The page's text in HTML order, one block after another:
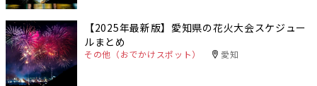
【2025年最新版】愛知県の花火大会スケジュー
ルまとめ
その他（おでかけスポット） 愛知